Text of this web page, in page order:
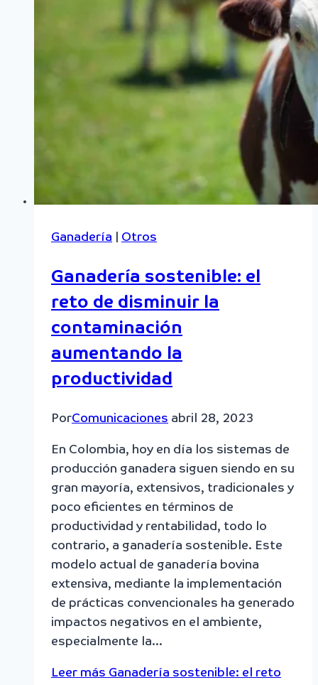
Ganadería Otros
Ganadería sostenible: el
reto de disminuir la
contaminación
aumentando la
productividad
PorComunicaciones abril 28, 2023
En Colombia, hoy en día los sistemas de
producción ganadera siguen siendo en su
gran mayoría, extensivos, tradicionales y
poco eficientes en términos de
productividad y rentabilidad, todo lo
contrario, a ganadería sostenible. Este
modelo actual de ganadería bovina
extensiva, mediante la implementación
de prácticas convencionales ha generado
impactos negativos en el ambiente,
especialmente la…
Leer más Ganadería sostenible: el reto